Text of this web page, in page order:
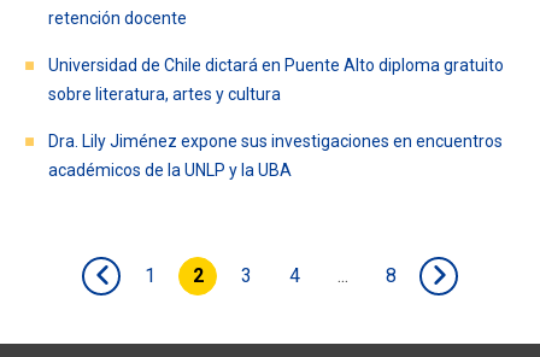
retención docente
Universidad de Chile dictará en Puente Alto diploma gratuito
sobre literatura, artes y cultura
Dra. Lily Jiménez expone sus investigaciones en encuentros
académicos de la UNLP y la UBA
1 2 3 4 ... 8